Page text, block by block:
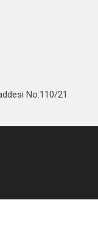
No:110/21